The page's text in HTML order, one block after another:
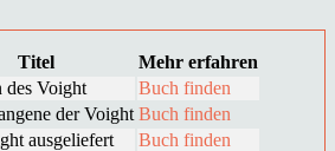
Titel
Mehr erfahren
des Voight
Buch finden
der Voight Buch finden
ausgeliefert Buch finden